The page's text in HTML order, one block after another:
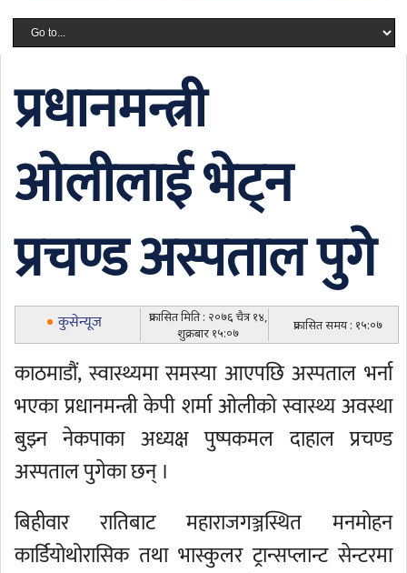
प्रधानमन्त्री
ओलीलाई भेट्न
प्रचण्ड अस्पताल पुगे
कुसेन्यूज
प्रकासित मिति : २०७६ चैत्र १४,
शुक्रबार १५:०७
प्रकासित समय : १५:०७
काठमाडौं, स्वास्थ्यमा समस्या आएपछि अस्पताल भर्ना
भएका प्रधानमन्त्री केपी शर्मा ओलीको स्वास्थ्य अवस्था
बुझ्न नेकपाका अध्यक्ष पुष्पकमल दाहाल प्रचण्ड
अस्पताल पुगेका छन् ।
बिहीवार रातिबाट महाराजगञ्जस्थित मनमोहन
कार्डियोथोरासिक तथा भास्कुलर ट्रान्सप्लान्ट सेन्टरमा